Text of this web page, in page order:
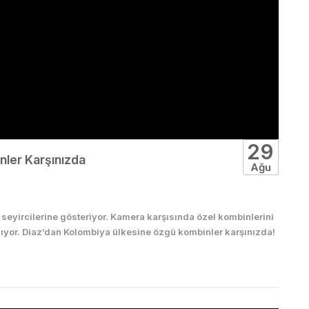
Karşınızda 29
Ağu
gösteriyor. Kamera karşısında özel kombinlerini
Diaz’dan Kolombiya ülkesine özgü kombinler karşınızda!